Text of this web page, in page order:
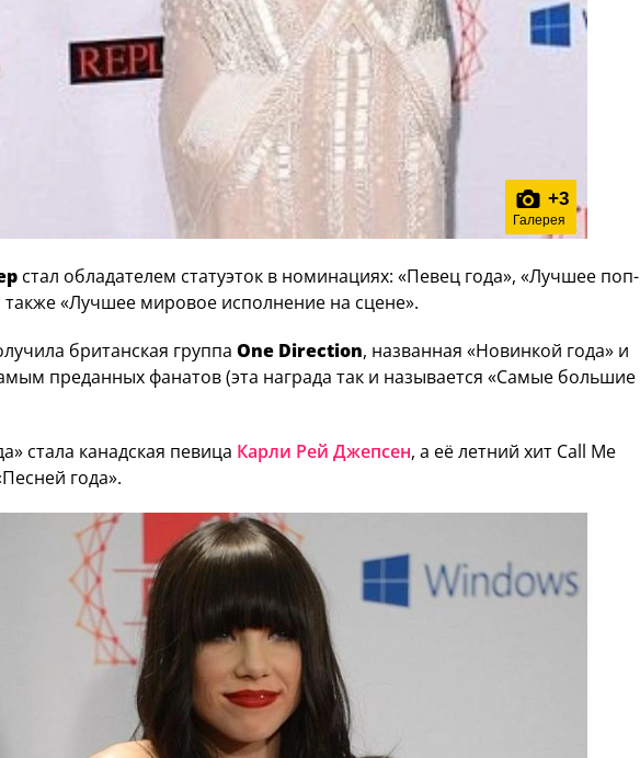
+3
Галерея
стал обладателем статуэток в номинациях: «Певец года», «Лучшее поп-
также «Лучшее мировое исполнение на сцене».
британская группа One Direction, названная «Новинкой года» и
преданных фанатов (эта награда так и называется «Самые большие
стала канадская певица Карли Рей Джепсен, а её летний хит Call Me
года».